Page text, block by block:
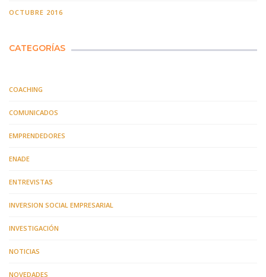
OCTUBRE 2016
CATEGORÍAS
COACHING
COMUNICADOS
EMPRENDEDORES
ENADE
ENTREVISTAS
INVERSION SOCIAL EMPRESARIAL
INVESTIGACIÓN
NOTICIAS
NOVEDADES